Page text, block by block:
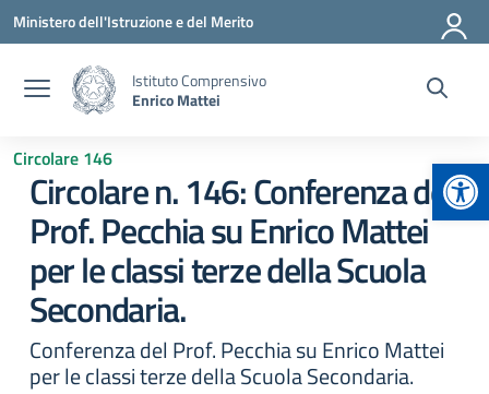
Vai ai contenuti
Vai al menu di navigazione
Vai al footer
Ministero dell'Istruzione e del Merito
Istituto Comprensivo
Enrico Mattei
Circolare 146
Circolare n. 146: Conferenza del
Prof. Pecchia su Enrico Mattei
per le classi terze della Scuola
Secondaria.
Conferenza del Prof. Pecchia su Enrico Mattei
per le classi terze della Scuola Secondaria.